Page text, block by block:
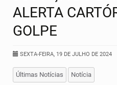
ALERTA
GOLPE
SEXTA-FEIRA, 19 DE JULHO DE 2024
Últimas Notícias Notícia